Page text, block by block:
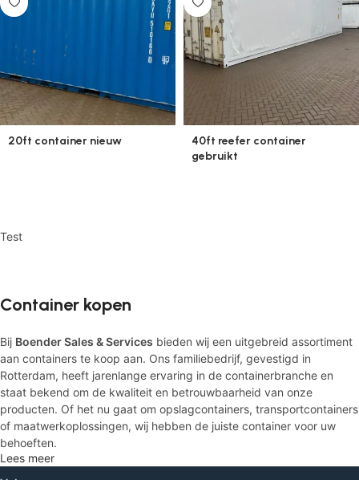
20ft container nieuw
40ft reefer container
gebruikt
Test
Container kopen
Bij Boender Sales & Services bieden wij een uitgebreid assortiment
aan containers te koop aan. Ons familiebedrijf, gevestigd in
Rotterdam, heeft jarenlange ervaring in de containerbranche en
staat bekend om de kwaliteit en betrouwbaarheid van onze
producten. Of het nu gaat om opslagcontainers, transportcontainers
of maatwerkoplossingen, wij hebben de juiste container voor uw
behoeften.
Met onze locatie aan Oostdijk 25, Rotterdam, kunnen wij snel en
Lees meer